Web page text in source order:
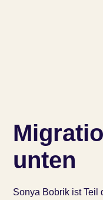
unten
Sonya Bobrik ist Teil